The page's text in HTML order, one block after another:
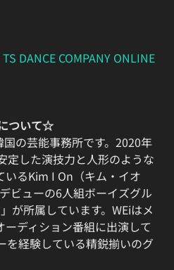
DANCE COMPANY ONLINE
ついて☆
の芸能事務所です。2020年
定した演技力と人形のような
いるKim I On（キム・イオ
ビューの6人組ボーイズグル
が所属しています。WEiはメ
ディション番組に出演して
を経験している精鋭揃いのグ